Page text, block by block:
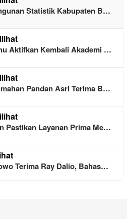
Statistik Kabupaten B…
Aktifkan Kembali Akademi …
Pandan Asri Terima B…
Pastikan Layanan Prima Me…
Terima Ray Dalio, Bahas…